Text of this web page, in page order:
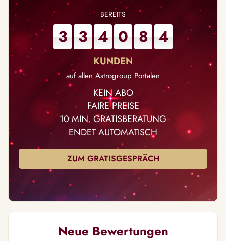
3 3 4 0 8 4
auf allen Astrogroup Portalen
KEIN ABO
FAIRE PREISE
10 MIN. GRATISBERATUNG
ENDET AUTOMATISCH
ZUM GRATISGESPRÄCH
Neue Bewertungen